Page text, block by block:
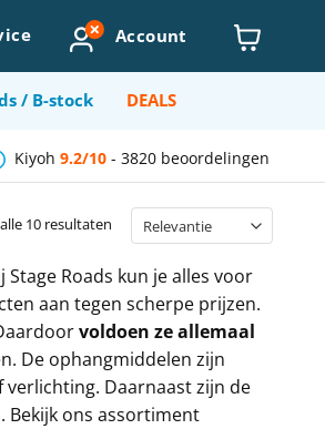
Account
/ B-stock DEALS
Kiyoh 9.2/10 - 3820 beoordelingen
10 resultaten
Roads kun je alles voor
aan tegen scherpe prijzen.
voldoen ze allemaal
De ophangmiddelen zijn
Daarnaast zijn de
Bekijk ons assortiment